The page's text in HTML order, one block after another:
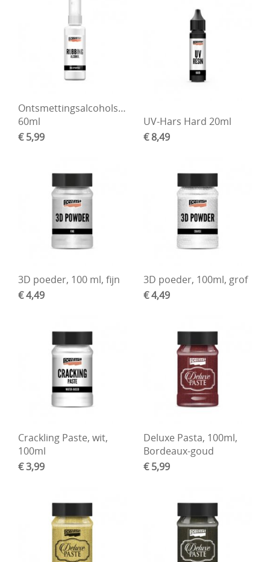
Ontsmettingsalcoholspray,
60ml
€ 5,99
UV-Hars Hard 20ml
€ 8,49
3D poeder, 100 ml, fijn
€ 4,49
3D poeder, 100ml, grof
€ 4,49
Crackling Paste, wit,
100ml
€ 3,99
Deluxe Pasta, 100ml,
Bordeaux-goud
€ 5,99